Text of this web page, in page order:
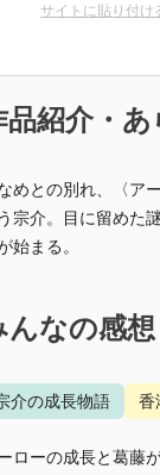
サイトに貼り付け
品紹介・あ
めとの別れ、〈ア
宗介。目に留めた
始まる。
んなの感
介の成長物語 香
ローの成長と葛藤